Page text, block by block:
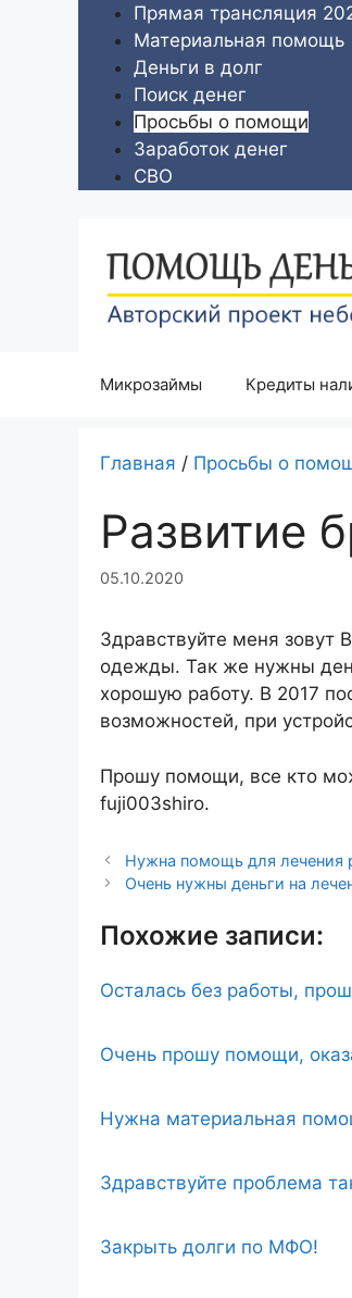
содержимому
Прямая трансляция
Материальная помощь
Деньги в долг
Поиск денег
Просьбы о помощи
Заработок денег
СВО
Микрозаймы Кредиты
Главная / Просьбы о
Развитие
05.10.2020
Здравствуйте меня зовут
одежды. Так же нужны
хорошую работу. В 2017
возможностей, при
Прошу помощи, все кто
fuji003shiro.
Нужна помощь для лечения
Очень нужны деньги на
Похожие записи:
Осталась без работы,
Очень прошу помощи,
Нужна материальная
Здравствуйте проблема
Закрыть долги по МФО!